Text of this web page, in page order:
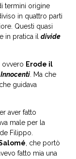
termini origine
in quattro parti
Questi quasi
in pratica il divide
ovvero Erode il
. Ma che
guidava
aver fatto
male per la
Filippo.
, che portò
fatto mia una